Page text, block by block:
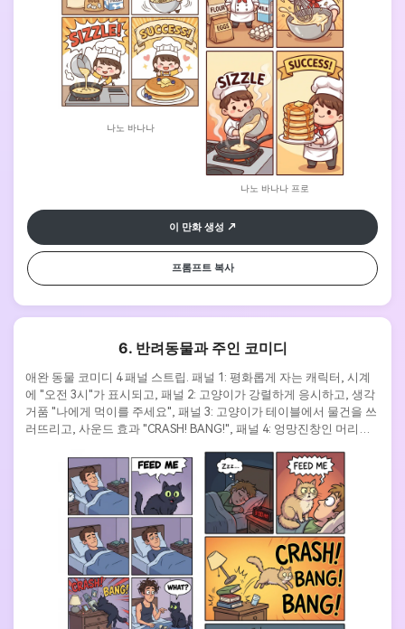
나노 바나나
나노 바나나 프로
이 만화 생성
프롬프트 복사
6. 반려동물과 주인 코미디
애완 동물 코미디 4 패널 스트립. 패널 1: 평화롭게 자는 캐릭터, 시계
에 "오전 3시"가 표시되고, 패널 2: 고양이가 강렬하게 응시하고, 생각
거품 "나에게 먹이를 주세요", 패널 3: 고양이가 테이블에서 물건을 쓰
러뜨리고, 사운드 효과 "CRASH! BANG!", 패널 4: 엉망진창인 머리카
고양이. 만화 스타일, 과장된 표현, 선명한 음향 효과 텍스트.